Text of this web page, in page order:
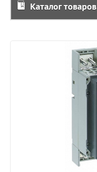
Каталог товаров